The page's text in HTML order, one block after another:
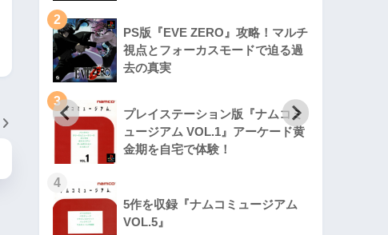
2
PS版『EVE ZERO』攻略！マルチ
視点とフォーカスモードで迫る過
去の真実
3
プレイステーション版『ナムコミ
ュージアム VOL.1』アーケード黄
金期を自宅で体験！
4
5作を収録『ナムコミュージアム
VOL.5』